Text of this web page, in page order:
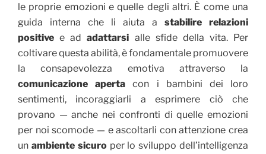
le proprie emozioni e quelle degli altri. È come una
guida interna che li aiuta a stabilire relazioni
positive e adadattarsi alle sfide della vita. Per
coltivare questa abilità, è fondamentale promuovere
la consapevolezza emotiva attraverso la
comunicazione aperta con i bambini dei loro
sentimenti, incoraggiarli a esprimere ciò che
provano — anche nei confronti di quelle emozioni
per noi scomode — e ascoltarli con attenzione crea
un ambiente sicuroper lo sviluppo dell’intelligenza